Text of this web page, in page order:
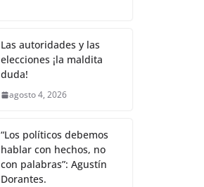
s
A
p
y
Li
n
gr
a
Las autoridades y las
elecciones ¡la maldita
duda!
agosto 4, 2026
“Los políticos debemos
hablar con hechos, no
con palabras”: Agustín
Dorantes.